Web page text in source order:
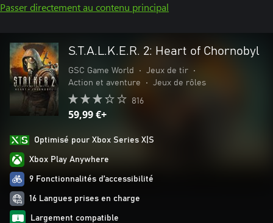
Passer directement au contenu principal
S.T.A.L.K.E.R. 2: Heart of Chornobyl
GSC Game World • Jeux de tir
•
Action et aventure
• Jeux de rôles
816
59,99 €+
Optimisé pour Xbox Series X|S
Xbox Play Anywhere
9 Fonctionnalités d’accessibilité
16 Langues prises en charge
Largement compatible